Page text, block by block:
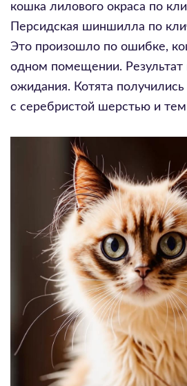
кошка лилового окраса по
Персидская шиншилла по
Это произошло по ошибке,
одном помещении. Результат
ожидания. Котята
с серебристой шерстью и